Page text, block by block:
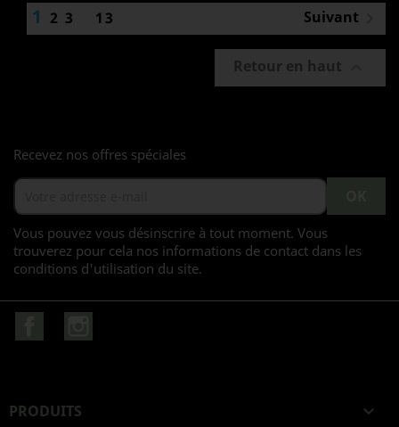
1 2 3 13 Suivant
Retour en haut
Recevez nos offres spéciales
Vous pouvez vous désinscrire à tout moment. Vous
trouverez pour cela nos informations de contact dans les
conditions d'utilisation du site.
PRODUITS 